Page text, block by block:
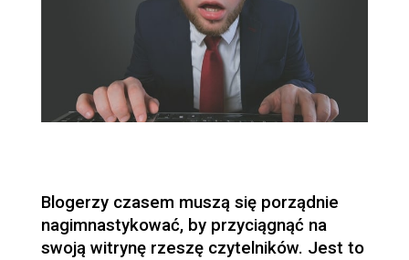
Blogerzy czasem muszą się porządnie
nagimnastykować, by przyciągnąć na
swoją witrynę rzeszę czytelników. Jest to